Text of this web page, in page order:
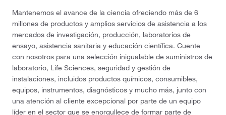
Mantenemos el avance de la ciencia ofreciendo más de 6
millones de productos y amplios servicios de asistencia a los
mercados de investigación, producción, laboratorios de
ensayo, asistencia sanitaria y educación científica. Cuente
con nosotros para una selección inigualable de suministros de
laboratorio, Life Sciences, seguridad y gestión de
instalaciones, incluidos productos químicos, consumibles,
equipos, instrumentos, diagnósticos y mucho más, junto con
una atención al cliente excepcional por parte de un equipo
líder en el sector que se enorgullece de formar parte de